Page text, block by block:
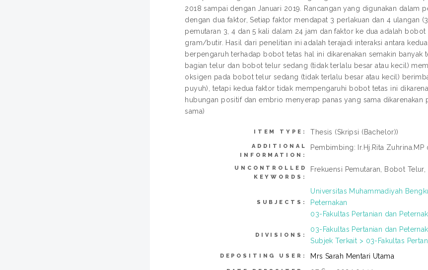
2018 sampai dengan Januari 2019. Rancangan yang digunakan dalam
dengan dua faktor, Setiap faktor mendapat 3 perlakuan dan 4 ulangan
pemutaran 3, 4 dan 5 kali dalam 24 jam dan faktor ke dua adalah
gram/butir. Hasil dari penelitian ini adalah terajadi interaksi antara
berpengaruh terhadap bobot tetas hal ini dikarenakan semakin
bagian telur dan bobot telur sedang (tidak terlalu besar atau kecil)
oksigen pada bobot telur sedang (tidak terlalu besar atau kecil)
puyuh), tetapi kedua faktor tidak mempengaruhi bobot tetas ini
hubungan positif dan embrio menyerap panas yang sama
sama)
ITEM TYPE: Thesis (Skripsi (Bachelor))
ADDITIONAL
INFORMATION:
Pembimbing: Ir.Hj.Rita Zuhrina.MP
UNCONTROLLED
KEYWORDS:
Frekuensi Pemutaran, Bobot
SUBJECTS:
Universitas Muhammadiyah
Peternakan
03-Fakultas Pertanian dan
DIVISIONS:
03-Fakultas Pertanian dan
Subjek Terkait > 03-Fakultas
DEPOSITING USER: Mrs Sarah Mentari Utama